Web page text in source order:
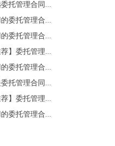
管理合同模板汇总八篇
托管理合同范文汇编5篇
托管理合同范文集锦5篇
委托管理合同模板合集七篇
托管理合同范文集锦7篇
管理合同模板集锦八篇
委托管理合同模板合集十篇
托管理合同范文集合9篇